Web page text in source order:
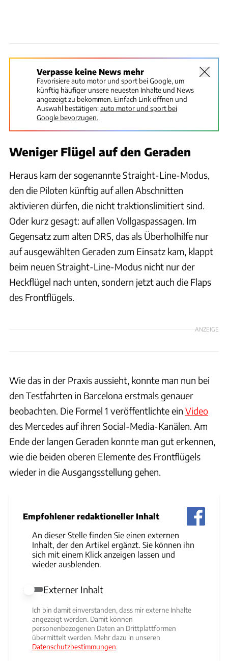
Verpasse keine News mehr
Favorisiere auto motor und sport bei Google, um
künftig häufiger unsere neuesten Inhalte und News
angezeigt zu bekommen. Einfach Link öffnen und
Auswahl bestätigen:auto motor und sport bei
Google bevorzugen.
Weniger Flügel auf den Geraden
Heraus kam der sogenannte Straight-Line-Modus,
den die Piloten künftig auf allen Abschnitten
aktivieren dürfen, die nicht traktionslimitiert sind.
Oder kurz gesagt: auf allen Vollgaspassagen. Im
Gegensatz zum alten DRS, das als Überholhilfe nur
auf ausgewählten Geraden zum Einsatz kam, klappt
beim neuen Straight-Line-Modus nicht nur der
Heckflügel nach unten, sondern jetzt auch die Flaps
des Frontflügels.
ANZEIGE
Wie das in der Praxis aussieht, konnte man nun bei
den Testfahrten in Barcelona erstmals genauer
beobachten. Die Formel 1 veröffentlichte ein Video
des Mercedes auf ihren Social-Media-Kanälen. Am
Ende der langen Geraden konnte man gut erkennen,
wie die beiden oberen Elemente des Frontflügels
wieder in die Ausgangsstellung gehen.
Empfohlener redaktioneller Inhalt
An dieser Stelle finden Sie einen externen
Inhalt, der den Artikel ergänzt. Sie können ihn
sich mit einem Klick anzeigen lassen und
wieder ausblenden.
Externer Inhalt erlauben
Externer Inhalt
Ich bin damit einverstanden, dass mir externe Inhalte
angezeigt werden. Damit können
personenbezogenen Daten an Drittplattformen
übermittelt werden. Mehr dazu in unseren
Datenschutzbestimmungen.